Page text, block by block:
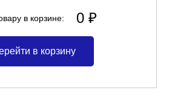
в корзине: 0 ₽
в корзину